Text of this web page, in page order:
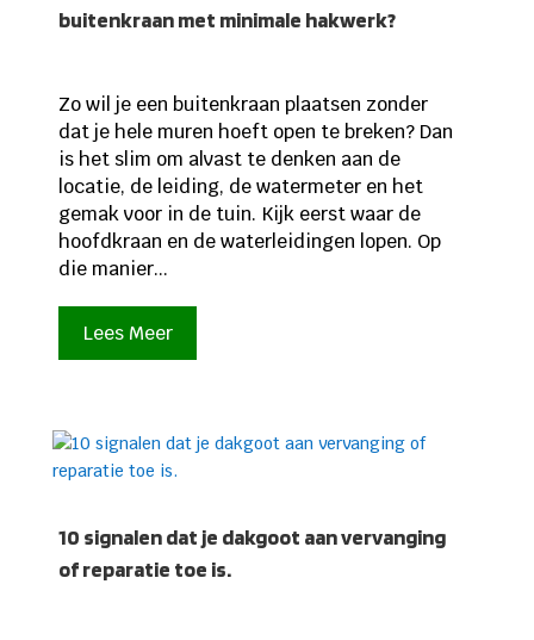
buitenkraan met minimale hakwerk?
Zo wil je een buitenkraan plaatsen zonder
dat je hele muren hoeft open te breken? Dan
is het slim om alvast te denken aan de
locatie, de leiding, de watermeter en het
gemak voor in de tuin. Kijk eerst waar de
hoofdkraan en de waterleidingen lopen. Op
die manier...
Lees Meer
10 signalen dat je dakgoot aan vervanging
of reparatie toe is.